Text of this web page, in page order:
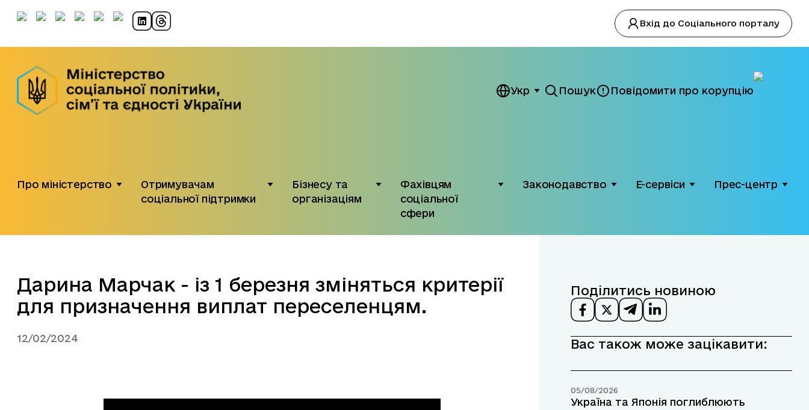
Вхід до Соціального порталу
Укр Пошук Повідомити про корупцію
Про міністерство
Отримувачам
соціальної підтримки
Бізнесу та
організаціям
Фахівцям
соціальної
сфери
Законодавство Е-сервіси Прес-центр
Дарина Марчак - із 1 березня зміняться критерії
для призначення виплат переселенцям.
12/02/2024
Поділитись новиною
Вас також може зацікавити:
05/08/2026
Україна та Японія поглиблюють